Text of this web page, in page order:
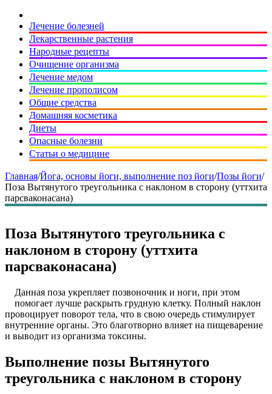
Лечение болезней
Лекарственные растения
Народные рецепты
Очищение организма
Лечение медом
Лечение прополисом
Общие средства
Домашняя косметика
Диеты
Опасные болезни
Статьи о медицине
Главная/Йога, основы йоги, выполнение поз йоги/Позы йоги/
Поза Вытянутого треугольника с наклоном в сторону (уттхита
парсваконасана)
Поза Вытянутого треугольника с
наклоном в сторону (уттхита
парсваконасана)
Данная поза укрепляет позвоночник и ноги, при этом
помогает лучше раскрыть грудную клетку. Полный наклон
провоцирует поворот тела, что в свою очередь стимулирует
внутренние органы. Это благотворно влияет на пищеварение
и выводит из организма токсины.
Выполнение позы Вытянутого
треугольника с наклоном в сторону